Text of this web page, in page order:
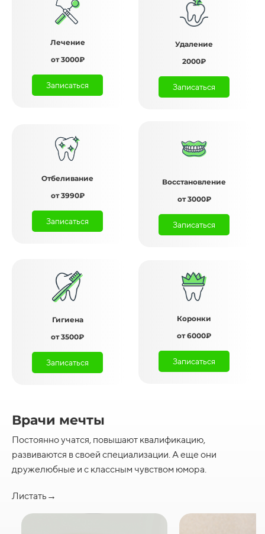
Лечение
от 3000₽
Записаться
Удаление
2000₽
Записаться
Отбеливание
от 3990₽
Записаться
Восстановление
от 3000₽
Записаться
Гигиена
от 3500₽
Записаться
Коронки
от 6000₽
Записаться
Врачи мечты
Постоянно учатся, повышают квалификацию,
развиваются в своей специализации. А еще они
дружелюбные и с классным чувством юмора.
Листать→